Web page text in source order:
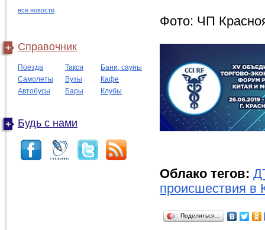
все новости
Справочник
Поезда Такси
Бани, сауны
Самолеты
Вузы
Кафе
Автобусы
Бары Клубы
Будь с нами
Фото: ЧП
Облако тегов:
происшествия в
Поделиться…